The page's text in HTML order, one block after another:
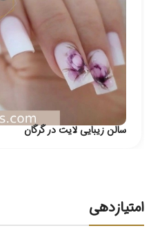
سالن زیبایی لایت در گرگان
امتیازدهی